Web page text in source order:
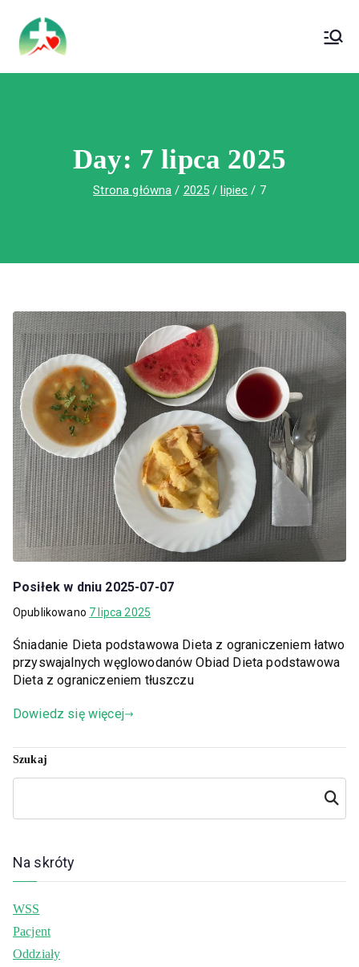
treści
Wojewódzki Szpital Specjalistyczny im.
Św. Rafała w Czerwonej Górze
Day: 7 lipca 2025
Strona główna 2025 lipiec 7
Posiłek w dniu 2025-07-07
Opublikowano 7 lipca 2025
Śniadanie Dieta podstawowa Dieta z ograniczeniem łatwo
przyswajalnych węglowodanów Obiad Dieta podstawowa
Dieta z ograniczeniem tłuszczu
Dowiedz się więcej
Szukaj
Szukaj
Na skróty
WSS
Pacjent
Oddziały